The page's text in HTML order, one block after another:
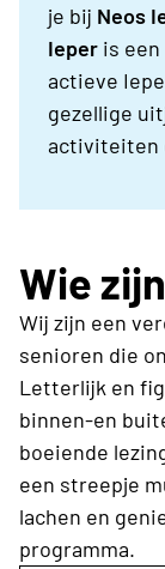
je bij Neos
Ieper is een
actieve
gezellige
activiteiten
Wie
Wij zijn een
senioren die
Letterlijk en
binnen-en
boeiende
een streepje
lachen en
programma.